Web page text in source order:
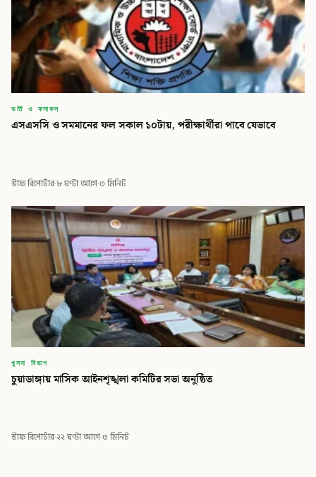
ভর্তি ও ফলাফল
এসএসসি ও সমমানের ফল সকাল ১০টায়, পরীক্ষার্থীরা পাবে যেভাবে
স্টাফ রিপোর্টার·৮ ঘণ্টা আগে·৩ মিনিট
খুলনা বিভাগ
চুয়াডাঙ্গায় মাসিক আইনশৃঙ্খলা কমিটির সভা অনুষ্ঠিত
স্টাফ রিপোর্টার·২২ ঘণ্টা আগে·৩ মিনিট